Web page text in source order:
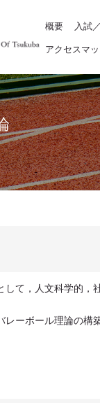
概要 入試
アクセスマ
て，人文科学的，
ーボール理論の構